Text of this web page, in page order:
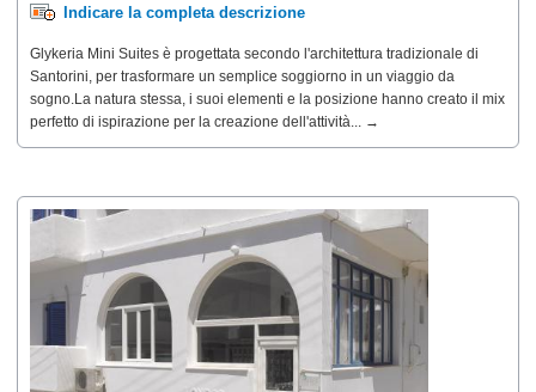
Indicare la completa descrizione
Glykeria Mini Suites è progettata secondo l'architettura tradizionale di
Santorini, per trasformare un semplice soggiorno in un viaggio da
sogno.La natura stessa, i suoi elementi e la posizione hanno creato il mix
perfetto di ispirazione per la creazione dell'attività... →